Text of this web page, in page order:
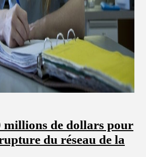
millions de dollars pour
du réseau de la